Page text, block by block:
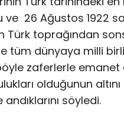
26 Ağustos 1922
toprağından
tüm dünyaya milli
zaferlerle
olduğunun
söyledi.